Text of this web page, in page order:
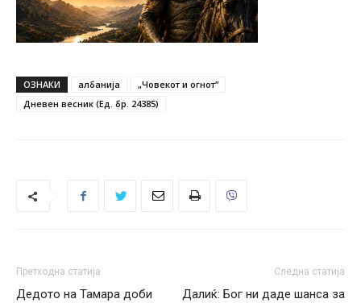
ОЗНАКИ албанија
„Човекот и огнот“
Дневен весник (Ед. бр. 24385)
Претходна статија
Дедото на Тамара доби
Следна статија
Далиќ: Бог ни даде шанса за